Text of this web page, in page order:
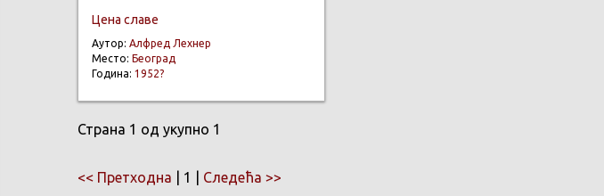
Цена славе
Аутор: Алфред Лехнер
Место: Београд
Година: 1952?
Страна 1 од укупно 1
<< Претходна | 1 | Следећа >>